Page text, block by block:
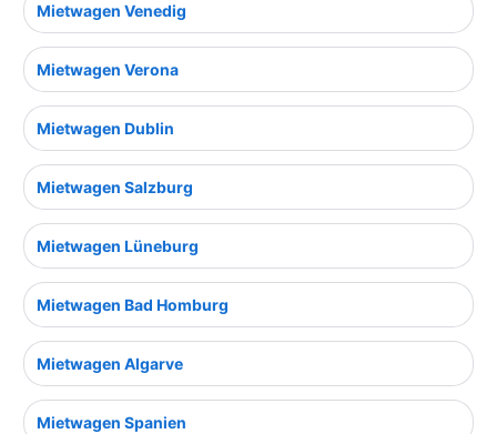
Mietwagen Venedig
Mietwagen Verona
Mietwagen Dublin
Mietwagen Salzburg
Mietwagen Lüneburg
Mietwagen Bad Homburg
Mietwagen Algarve
Mietwagen Spanien